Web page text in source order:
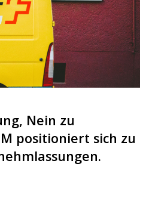
Nein zu
positioniert sich zu